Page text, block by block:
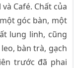
Café. Chất của
góc bàn, một
lung linh, cũng
bàn trà, gạch
trước đã phai